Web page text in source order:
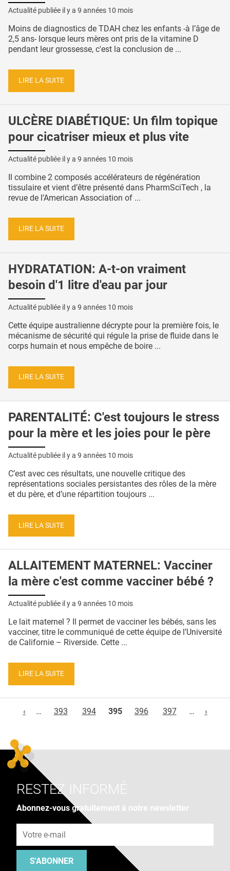
Actualité publiée il y a 9 années 10 mois
Moins de diagnostics de TDAH chez les enfants -à l’âge de
2,5 ans- lorsque leurs mères ont pris de la vitamine D
pendant leur grossesse, c'est la conclusion de ...
LIRE LA SUITE
ULCÈRE DIABÉTIQUE: Un film topique
pour cicatriser mieux et plus vite
Actualité publiée il y a 9 années 10 mois
Il combine 2 composés accélérateurs de régénération
tissulaire et vient d’être présenté dans PharmSciTech , la
revue de l’American Association of ...
LIRE LA SUITE
HYDRATATION: A-t-on vraiment
besoin d'1 litre d'eau par jour
Actualité publiée il y a 9 années 10 mois
Cette équipe australienne décrypte pour la première fois, le
mécanisme de sécurité qui régule la prise de fluide dans le
corps humain et nous empêche de boire ...
LIRE LA SUITE
PARENTALITÉ: C'est toujours le stress
pour la mère et les joies pour le père
Actualité publiée il y a 9 années 10 mois
C’est avec ces résultats, une nouvelle critique des
représentations sociales persistantes des rôles de la mère
et du père, et d’une répartition toujours ...
LIRE LA SUITE
ALLAITEMENT MATERNEL: Vacciner
la mère c'est comme vacciner bébé ?
Actualité publiée il y a 9 années 10 mois
Le lait maternel ? Il permet de vacciner les bébés, sans les
vacciner, titre le communiqué de cette équipe de l’Université
de Californie – Riverside. Cette ...
LIRE LA SUITE
‹
… 393 394 395 396 397 … ›
RESTEZ INFORMÉ
Abonnez-vous gratuitement à notre newsletter
S'ABONNER